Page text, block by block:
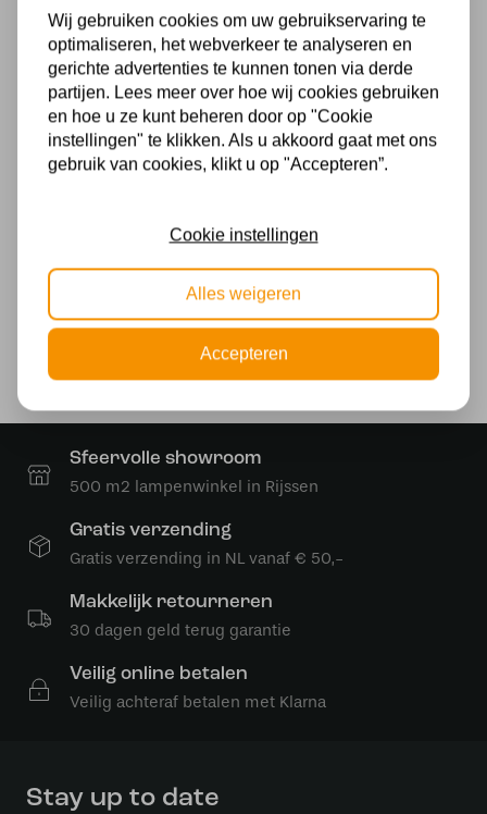
Energielabel
Kelvin
806
Wattage
Sfeervolle showroom
500 m2 lampenwinkel in Rijssen
Gratis verzending
Gratis verzending in NL vanaf € 50,-
Makkelijk retourneren
30 dagen geld terug garantie
Veilig online betalen
Veilig achteraf betalen met Klarna
Stay up to date
Wij gebruiken cookies om uw gebruikservaring te
optimaliseren, het webverkeer te analyseren en
gerichte advertenties te kunnen tonen via derde
partijen. Lees meer over hoe wij cookies gebruiken
en hoe u ze kunt beheren door op "Cookie
instellingen" te klikken. Als u akkoord gaat met ons
gebruik van cookies, klikt u op "Accepteren”.
Cookie instellingen
Alles weigeren
Accepteren